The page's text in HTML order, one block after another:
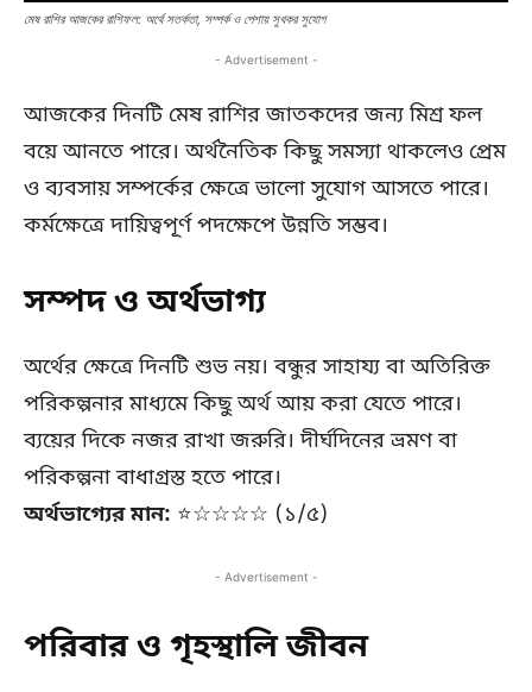
মেষ রাশির আজকের রাশিফল: অর্থে সতর্কতা, সম্পর্ক ও পেশায় সুখকর সুযোগ
- Advertisement -
আজকের দিনটি মেষ রাশির জাতকদের জন্য মিশ্র ফল
বয়ে আনতে পারে। অর্থনৈতিক কিছু সমস্যা থাকলেও প্রেম
ও ব্যবসায় সম্পর্কের ক্ষেত্রে ভালো সুযোগ আসতে পারে।
কর্মক্ষেত্রে দায়িত্বপূর্ণ পদক্ষেপে উন্নতি সম্ভব।
সম্পদ ও অর্থভাগ্য
অর্থের ক্ষেত্রে দিনটি শুভ নয়। বন্ধুর সাহায্য বা অতিরিক্ত
পরিকল্পনার মাধ্যমে কিছু অর্থ আয় করা যেতে পারে।
ব্যয়ের দিকে নজর রাখা জরুরি। দীর্ঘদিনের ভ্রমণ বা
পরিকল্পনা বাধাগ্রস্ত হতে পারে।
অর্থভাগ্যের মান: ⭐☆☆☆☆ (১/৫)
- Advertisement -
পরিবার ও গৃহস্থালি জীবন